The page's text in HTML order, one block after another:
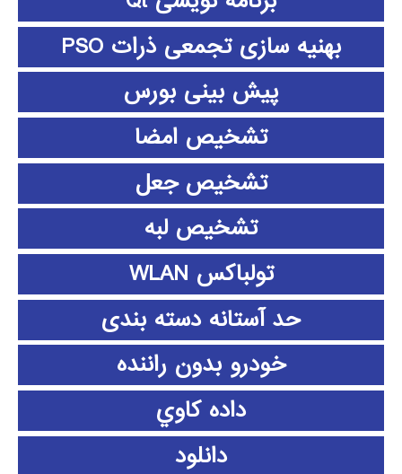
بهنیه سازی تجمعی ذرات PSO
پیش بینی بورس
تشخیص امضا
تشخیص جعل
تشخیص لبه
تولباکس WLAN
حد آستانه دسته بندی
خودرو بدون راننده
داده كاوي
دانلود